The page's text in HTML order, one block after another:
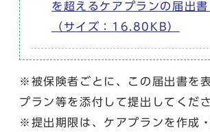
を超えるケアプランの届出書
（サイズ：16.80KB）
※被保険者ごとに、この届出書を
プラン等を添付して提出してくださ
※提出期限は、ケアプランを作成